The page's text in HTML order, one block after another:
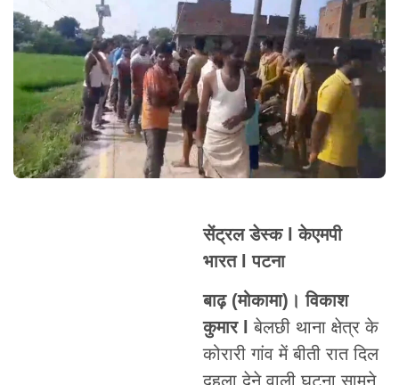
सेंट्रल डेस्क l केएमपी
भारत l पटना
बाढ़ (मोकामा)। विकाश
कुमार l
बेलछी थाना क्षेत्र के
कोरारी गांव में बीती रात दिल
दहला देने वाली घटना सामने